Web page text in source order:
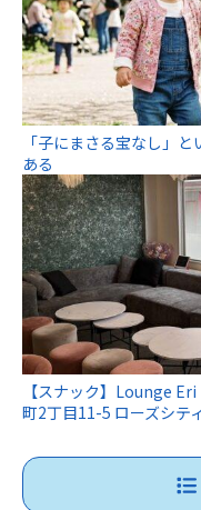
「子にまさる宝なし」
ある
【スナック】Lounge
町2丁目11-5 ローズシテ